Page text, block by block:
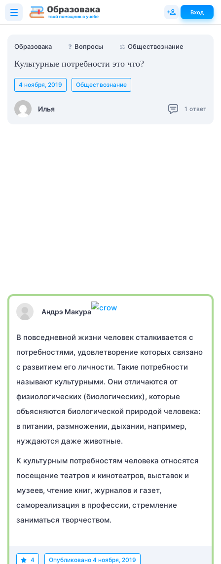
Образовака ❓ Вопросы ⚖️ Обществознание
Культурные потребности это что?
Илья
4 ноября, 2019 Обществознание
1 ответ
Андрэ Макура
В повседневной жизни человек сталкивается с
потребностями, удовлетворение которых связано
с развитием его личности. Такие потребности
называют культурными. Они отличаются от
физиологических (биологических), которые
объясняются биологической природой человека:
в питании, размножении, дыхании, например,
нуждаются даже животные.
К культурным потребностям человека относятся
посещение театров и кинотеатров, выставок и
музеев, чтение книг, журналов и газет,
самореализация в профессии, стремление
заниматься творчеством.
4 Опубликовано 4 ноября, 2019
Вход